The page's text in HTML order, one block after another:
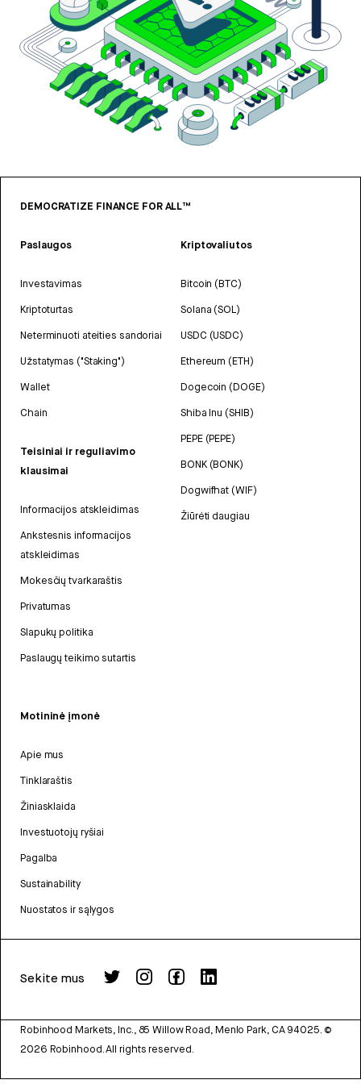
DEMOCRATIZE FINANCE FOR ALL™
Paslaugos
Investavimas
Kriptoturtas
Neterminuoti ateities sandoriai
Užstatymas ("Staking")
Wallet
Chain
Teisiniai ir reguliavimo
klausimai
Informacijos atskleidimas
Ankstesnis informacijos
atskleidimas
Mokesčių tvarkaraštis
Privatumas
Slapukų politika
Paslaugų teikimo sutartis
Kriptovaliutos
Bitcoin (BTC)
Solana (SOL)
USDC (USDC)
Ethereum (ETH)
Dogecoin (DOGE)
Shiba Inu (SHIB)
PEPE (PEPE)
BONK (BONK)
Dogwifhat (WIF)
Žiūrėti daugiau
Motininė įmonė
Apie mus
Tinklaraštis
Žiniasklaida
Investuotojų ryšiai
Pagalba
Sustainability
Nuostatos ir sąlygos
Sekite mus
Robinhood Markets, Inc., 85 Willow Road, Menlo Park, CA 94025. ©
2026 Robinhood. All rights reserved.